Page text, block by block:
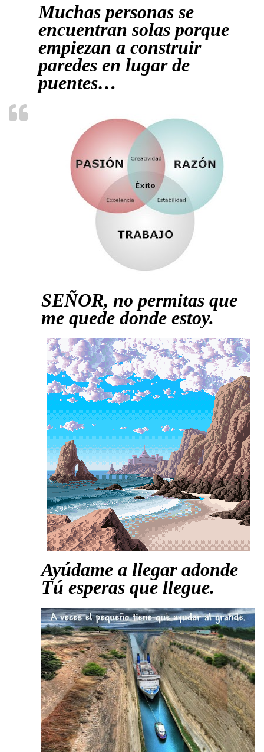
Muchas personas se
encuentran solas porque
empiezan a construir
paredes en lugar de
puentes…
SEÑOR, no permitas que
me quede donde estoy.
Ayúdame a llegar adonde
Tú esperas que llegue.